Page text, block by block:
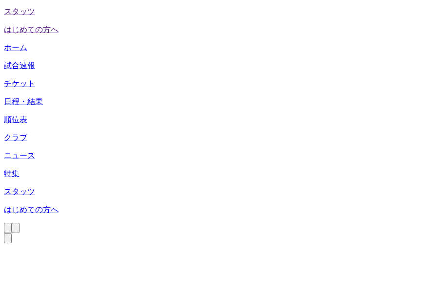
スタッツ
はじめての方へ
ホーム
試合速報
チケット
日程・結果
順位表
クラブ
ニュース
特集
スタッツ
はじめての方へ